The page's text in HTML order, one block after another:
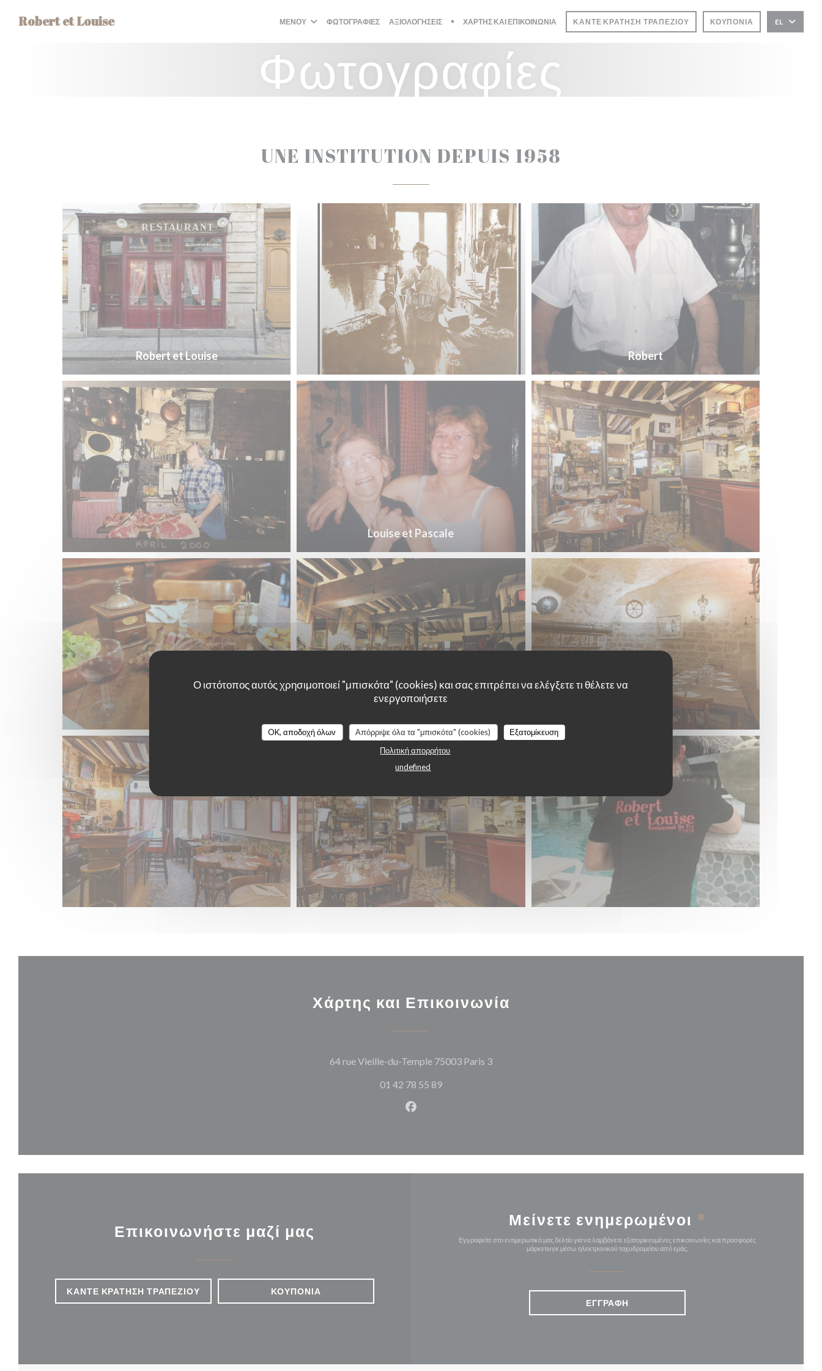
Ο ιστότοπος αυτός χρησιμοποιεί "μπισκότα" (cookies) και σας επιτρέπει να ελέγξετε τι θέλετε να
ενεργοποιήσετε
OK, αποδοχή όλων Απόρριψε όλα τα "μπισκότα" (cookies)
Εξατομίκευση
Πολιτική απορρήτου
undefined
Robert et Louise ΜΕΝΟΎ ΦΩΤΟΓΡΑΦΊΕΣ ΑΞΙΟΛΟΓΉΣΕΙΣ
((ΑΝΟΊΓΕΙ ΣΕ ΝΈΟ ΠΑΡΆΘΥΡΟ))
ΧΆΡΤΗΣ ΚΑΙ ΕΠΙΚΟΙΝΩΝΊΑ ΚΆΝΤΕ ΚΡΆΤΗΣΗ ΤΡΑΠΕΖΙΟΎ ΚΟΥΠΌΝΙΑ EL
Φωτογραφίες
UNE INSTITUTION DEPUIS 1958
Robert et Louise Robert
Louise et Pascale
Χάρτης και Επικοινωνία
64 rue Vieille-du-Temple 75003 Paris 3((ανοίγει σε νέο παράθυρο))
01 42 78 55 89
Facebook ((ανοίγει σε νέο παράθυρο))
Επικοινωνήστε μαζί μας
ΚΆΝΤΕ ΚΡΆΤΗΣΗ ΤΡΑΠΕΖΙΟΎ ΚΟΥΠΌΝΙΑ
Μείνετε ενημερωμένοι *
Εγγραφείτε στο ενημερωτικό μας δελτίο για να λαμβάνετε εξατομικευμένες επικοινωνίες και προσφορές
μάρκετινγκ μέσω ηλεκτρονικού ταχυδρομείου από εμάς.
ΕΓΓΡΑΦΉ